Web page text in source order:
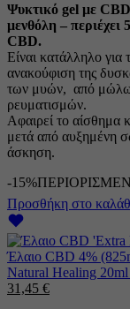
Ψυκτικό gel με
μενθόλη – περιέχει
CBD.
Είναι κατάλληλο για
ανακούφιση της
των μυών, από
ρευματισμών.
Αφαιρεί το αίσθημα
μετά από αυξημένη
άσκηση.
-15%
Προσθήκη στο
Έλαιο CBD 4%
Natural Healing 20ml
Η
31,45 €Η